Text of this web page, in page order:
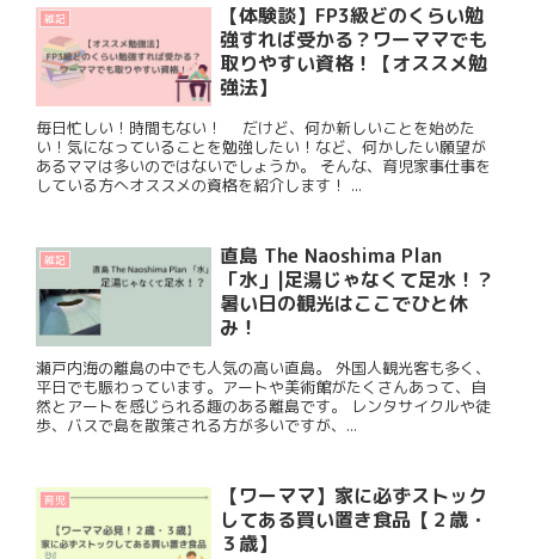
雑記
【体験談】FP3級どのくらい勉
強すれば受かる？ワーママでも
取りやすい資格！【オススメ勉
強法】
毎日忙しい！時間もない！ だけど、何か新しいことを始めた
い！気になっていることを勉強したい！など、何かしたい願望が
あるママは多いのではないでしょうか。 そんな、育児家事仕事を
している方へオススメの資格を紹介します！ ...
雑記
直島 The Naoshima Plan
「水」|足湯じゃなくて足水！？
暑い日の観光はここでひと休
み！
瀬戸内海の離島の中でも人気の高い直島。 外国人観光客も多く、
平日でも賑わっています。アートや美術館がたくさんあって、自
然とアートを感じられる趣のある離島です。 レンタサイクルや徒
歩、バスで島を散策される方が多いですが、...
育児
【ワーママ】家に必ずストック
してある買い置き食品【２歳・
３歳】